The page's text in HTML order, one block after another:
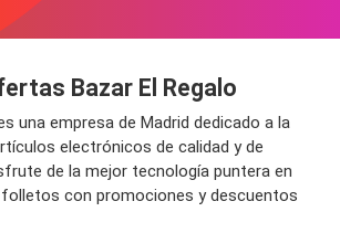
Bazar El Regalo
una empresa de Madrid dedicado a la
electrónicos de calidad y de
de la mejor tecnología puntera en
con promociones y descuentos